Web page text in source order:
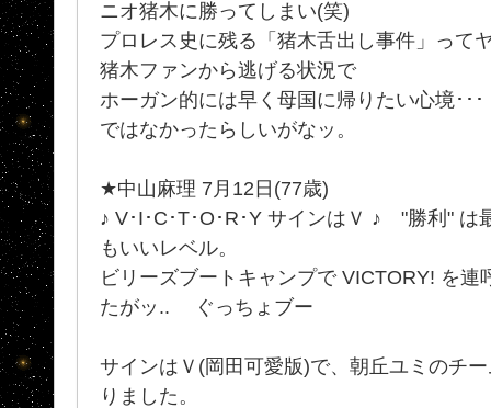
ニオ猪木に勝ってしまい(笑)
プロレス史に残る「猪木舌出し事件」って
猪木ファンから逃げる状況で
ホーガン的には早く母国に帰りたい心境･
ではなかったらしいがなッ。
★中山麻理 7月12日(77歳)
♪ V･I･C･T･O･R･Y サインはＶ ♪ "勝利" は
もいいレベル。
ビリーズブートキャンプで VICTORY! を
たがッ.. ぐっちょブー
サインはＶ(岡田可愛版)で、朝丘ユミのチ
りました。